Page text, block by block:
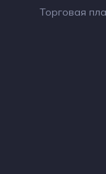
Торговая